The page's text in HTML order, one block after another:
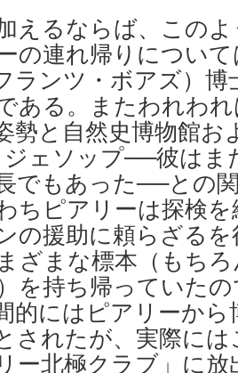
えるならば、この
の連れ帰りについ
ランツ・ボアズ）
ある。またわれわ
勢と自然史博物館
ェソップ──彼はま
でもあった──との
ちピアリーは探検
の援助に頼らざる
ざまな標本（もち
を持ち帰っていた
的にはピアリーから
されたが、実際に
ー北極クラブ」に